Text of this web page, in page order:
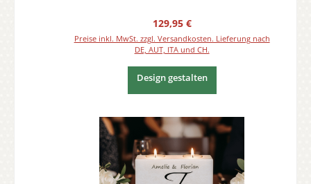
Regulärer Preis:
129,95 €
Preise inkl. MwSt. zzgl. Versandkosten. Lieferung nach
DE, AUT, ITA und CH.
Design gestalten